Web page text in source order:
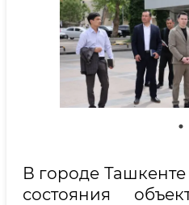
В городе
состояния